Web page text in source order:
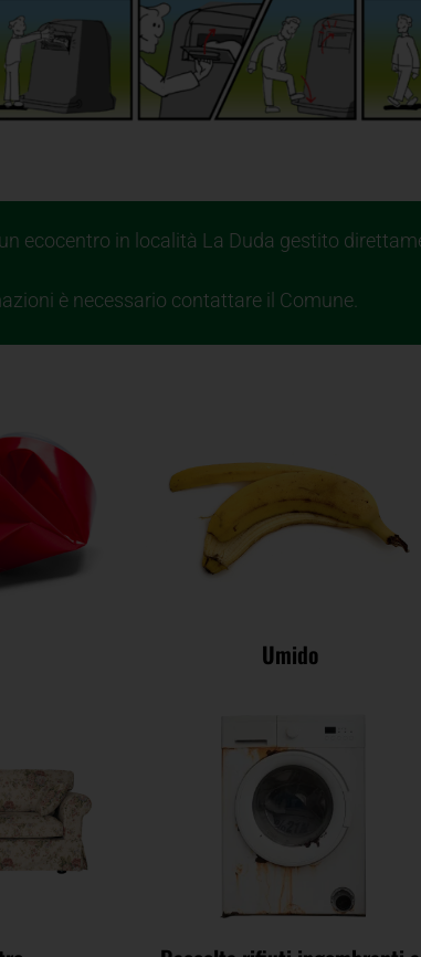
ecocentro in località La Duda gestito
è necessario contattare il Comune.
Umido